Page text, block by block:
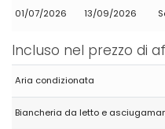
- 9,1
Gruppi di amici - Maggio 2026
We only found the outside
Lots of balls/inflatables/
(Tradotto da Google)
Abbiamo trovato l'armadio
C'erano un sacco di palloni,
01/07/2026 13/09/2026
Incluso nel prezzo di
Aria condizionata
Biancheria da letto e